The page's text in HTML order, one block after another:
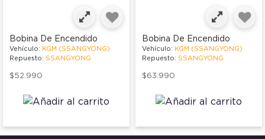
Bobina De Encendido
Vehículo: KGM (SSANGYONG)
Repuesto: SSANGYONG
$52.990
Bobina De Encendido
Vehículo: KGM (SSANGYONG)
Repuesto: SSANGYONG
$63.990